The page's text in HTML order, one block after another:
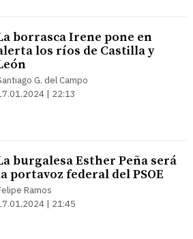
borrasca Irene pone en
los ríos de Castilla y
G. del Campo
| 22:13
burgalesa Esther Peña será
portavoz federal del PSOE
Ramos
| 21:45